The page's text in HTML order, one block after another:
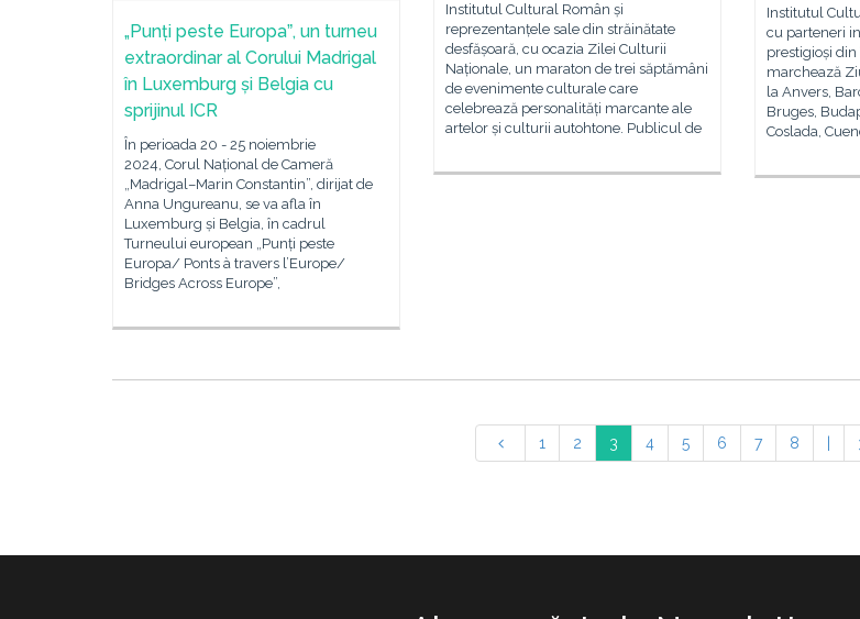
Institutul Cultural Român și
reprezentanțele sale din străinătate
desfășoară, cu ocazia Zilei Culturii
Naționale, un maraton de trei săptămâni
de evenimente culturale care
celebrează personalități marcante ale
artelor și culturii autohtone. Publicul de
Institutul
cu parteneri
prestigioși
marchează
la Anvers,
Bruges,
Coslada,
„Punți peste Europaˮ, un turneu
extraordinar al Corului Madrigal
în Luxemburg și Belgia cu
sprijinul ICR
În perioada 20 - 25 noiembrie
2024, Corul Național de Cameră
„Madrigal–Marin Constantin”, dirijat de
Anna Ungureanu, se va afla în
Luxemburg și Belgia, în cadrul
Turneului european „Punți peste
Europa/ Ponts à travers l’Europe/
Bridges Across Europe”,
1 2 3 4 5 6 7 8